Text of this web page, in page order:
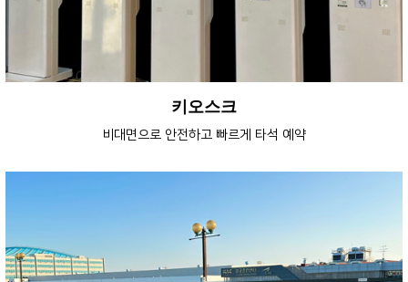
키오스크
비대면으로 안전하고 빠르게 타석 예약